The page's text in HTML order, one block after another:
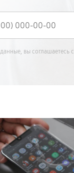
вы соглашаетесь с